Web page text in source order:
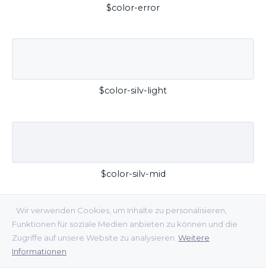
Wir verwenden Cookies, um Inhalte zu personalisieren,
Funktionen für soziale Medien anbieten zu können und die
Zugriffe auf unsere Website zu analysieren. Weitere
Informationen
$color-error
$color-silv-light
$color-silv-mid